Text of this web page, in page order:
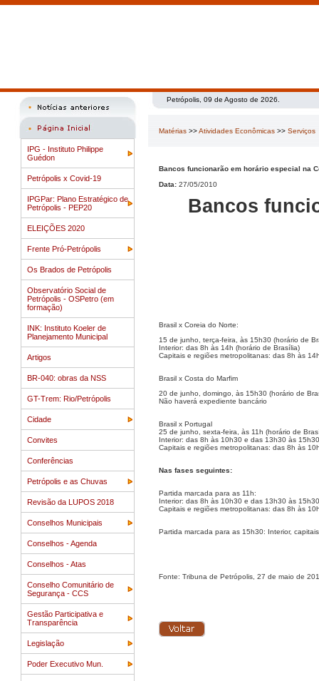
IPG - Instituto Philippe
Guédon
Petrópolis x Covid-19
IPGPar: Plano Estratégico de
Petrópolis - PEP20
ELEIÇÕES 2020
Frente Pró-Petrópolis
Os Brados de Petrópolis
Observatório Social de
Petrópolis - OSPetro (em
formação)
INK: Instituto Koeler de
Planejamento Municipal
Artigos
BR-040: obras da NSS
GT-Trem: Rio/Petrópolis
Cidade
Convites
Conferências
Petrópolis e as Chuvas
Revisão da LUPOS 2018
Conselhos Municipais
Conselhos - Agenda
Conselhos - Atas
Conselho Comunitário de
Segurança - CCS
Gestão Participativa e
Transparência
Legislação
Poder Executivo Mun.
Petrópolis, 09 de Agosto de 2026.
Matérias >>Atividades Econômicas >> Serviços
Bancos funcionarão em horário especial na
Data: 27/05/2010
Bancos
Brasil x Coreia do Norte:
15 de junho, terça-feira, às 15h30 (horário de
Interior: das 8h às 14h (horário de Brasília)
Capitais e regiões metropolitanas: das 8h às
Brasil x Costa do Marfim
20 de junho, domingo, às 15h30 (horário de
Não haverá expediente bancário
Brasil x Portugal
25 de junho, sexta-feira, às 11h (horário de
Interior: das 8h às 10h30 e das 13h30 às
Capitais e regiões metropolitanas: das 8h às
Nas fases seguintes:
Partida marcada para as 11h:
Interior: das 8h às 10h30 e das 13h30 às 15h30
Capitais e regiões metropolitanas: das 8h às
Partida marcada para as 15h30: Interior,
Fonte: Tribuna de Petrópolis, 27 de maio de